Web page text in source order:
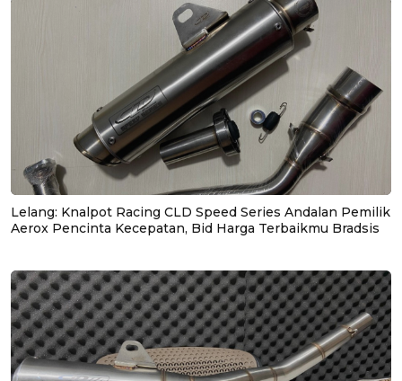
Lelang: Knalpot Racing CLD Speed Series Andalan Pemilik
Aerox Pencinta Kecepatan, Bid Harga Terbaikmu Bradsis